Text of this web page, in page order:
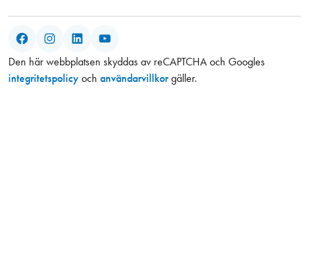
Facebook
Instagram
LinkedIn
Den här webbplatsen skyddas av reCAPTCHA och Googles
integritetspolicy och användarvillkorgäller.